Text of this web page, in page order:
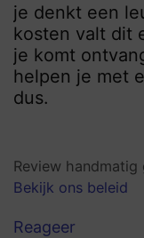
je denkt een
kosten valt dit
je komt
helpen je met
dus.
Review
Bekijk ons beleid
Reageer